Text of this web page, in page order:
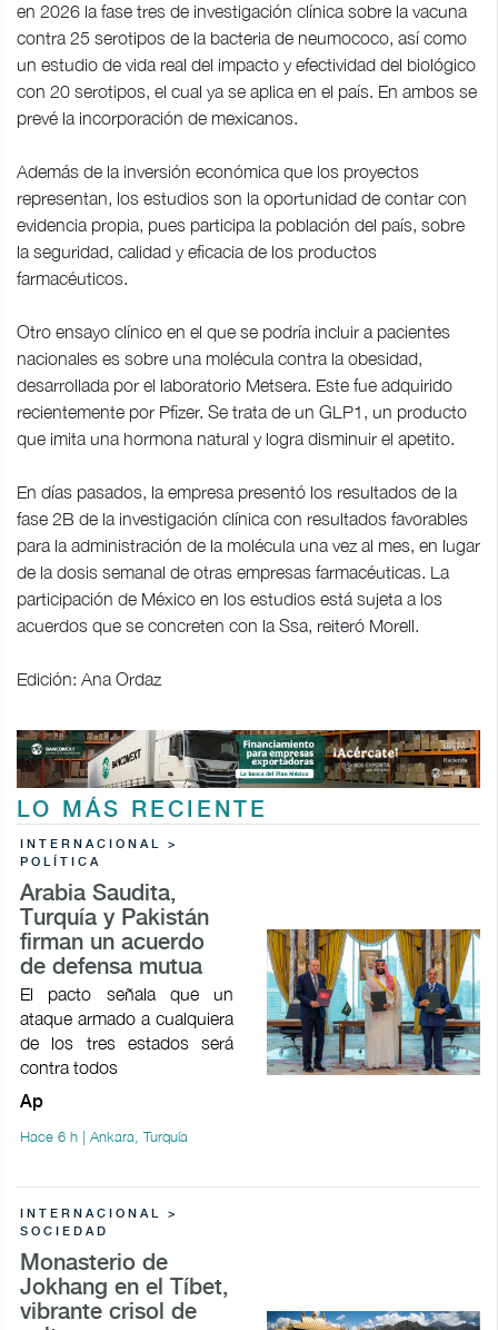
en 2026 la fase tres de investigación clínica sobre la vacuna
contra 25 serotipos de la bacteria de neumococo, así como
un estudio de vida real del impacto y efectividad del biológico
con 20 serotipos, el cual ya se aplica en el país. En ambos se
prevé la incorporación de mexicanos.
Además de la inversión económica que los proyectos
representan, los estudios son la oportunidad de contar con
evidencia propia, pues participa la población del país, sobre
la seguridad, calidad y eficacia de los productos
farmacéuticos.
Otro ensayo clínico en el que se podría incluir a pacientes
nacionales es sobre una molécula contra la obesidad,
desarrollada por el laboratorio Metsera. Este fue adquirido
recientemente por Pfizer. Se trata de un GLP1, un producto
que imita una hormona natural y logra disminuir el apetito.
En días pasados, la empresa presentó los resultados de la
fase 2B de la investigación clínica con resultados favorables
para la administración de la molécula una vez al mes, en lugar
de la dosis semanal de otras empresas farmacéuticas. La
participación de México en los estudios está sujeta a los
acuerdos que se concreten con la Ssa, reiteró Morell.
Edición: Ana Ordaz
LO MÁS RECIENTE
INTERNACIONAL >
POLÍTICA
Arabia Saudita,
Turquía y Pakistán
firman un acuerdo
de defensa mutua
El pacto señala que un
ataque armado a cualquiera
de los tres estados será
contra todos
Ap
Hace 6 h | Ankara, Turquía
INTERNACIONAL >
SOCIEDAD
Monasterio de
Jokhang en el Tíbet,
vibrante crisol de